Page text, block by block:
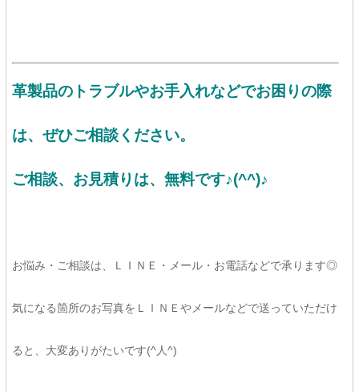
革製品のトラブルやお手入れなどでお困りの際
は、ぜひご相談ください。
ご相談、お見積りは、 無料です♪(^^)♪
お悩み・ご相談は、ＬＩＮＥ・メール・お電話などで承ります◎
気になる箇所のお写真をＬＩＮＥやメールなどで送っていただけ
ると、大変ありがたいです(^人^)